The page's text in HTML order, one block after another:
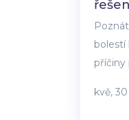
bolestí
příčiny
kvě,